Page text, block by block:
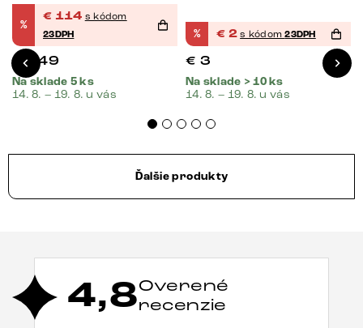
%
€ 114 s kódom
23DPH
€149
Na sklade 5 ks
14. 8. – 19. 8. u vás
% € 2 s kódom23DPH
€ 3
Na sklade > 10 ks
14. 8. – 19. 8. u vás
Ďalšie produkty
4,8Overené
recenzie